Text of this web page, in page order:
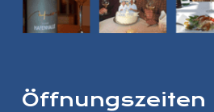
Öffnungszeiten